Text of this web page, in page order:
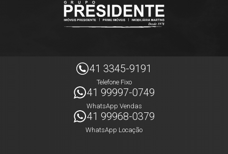
41 3345-9191
Telefone Fixo
41 99997-0749
WhatsApp Vendas
41 99968-0379
WhatsApp Locação